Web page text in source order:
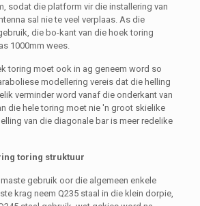
sodat die platform vir die installering van
sal nie te veel verplaas. As die
die bo-kant van die hoek toring
1000mm wees.
toring moet ook in ag geneem word so
modellering vereis dat die helling
verminder word vanaf die onderkant van
die hele toring moet nie 'n groot skielike
van die diagonale bar is meer redelike
toring struktuur
gebruik oor die algemeen enkele
krag neem Q235 staal in die klein dorpie,